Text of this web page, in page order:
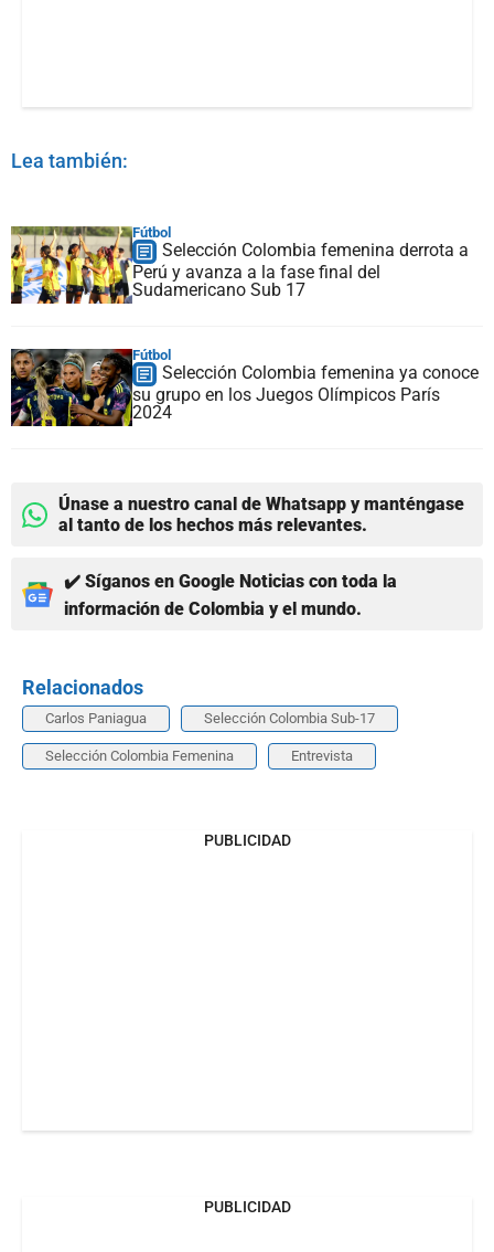
Lea también:
Fútbol
Selección Colombia femenina derrota a
Perú y avanza a la fase final del
Sudamericano Sub 17
Fútbol
Selección Colombia femenina ya conoce
su grupo en los Juegos Olímpicos París
2024
Únase a nuestro canal de Whatsapp y manténgase
al tanto de los hechos más relevantes.
✔️ Síganos en Google Noticias con toda la
información de Colombia y el mundo.
Relacionados
Carlos Paniagua Selección Colombia Sub-17
Selección Colombia Femenina Entrevista
PUBLICIDAD
PUBLICIDAD